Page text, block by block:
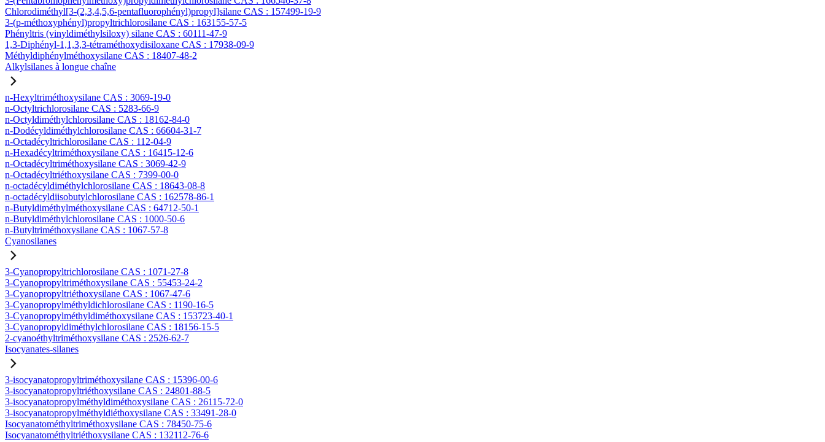
Chlorodiméthyl[3-(2,3,4,5,6-pentafluorophényl)propyl]silane CAS : 157499-19-9
3-(p-méthoxyphényl)propyltrichlorosilane CAS : 163155-57-5
Phényltris (vinyldiméthylsiloxy) silane CAS : 60111-47-9
1,3-Diphényl-1,1,3,3-tétraméthoxydisiloxane CAS : 17938-09-9
Méthyldiphénylméthoxysilane CAS : 18407-48-2
Alkylsilanes à longue chaîne
n-Hexyltriméthoxysilane CAS : 3069-19-0
n-Octyltrichlorosilane CAS : 5283-66-9
n-Octyldiméthylchlorosilane CAS : 18162-84-0
n-Dodécyldiméthylchlorosilane CAS : 66604-31-7
n-Octadécyltrichlorosilane CAS : 112-04-9
n-Hexadécyltriméthoxysilane CAS : 16415-12-6
n-Octadécyltriméthoxysilane CAS : 3069-42-9
n-Octadécyltriéthoxysilane CAS : 7399-00-0
n-octadécyldiméthylchlorosilane CAS : 18643-08-8
n-octadécyldiisobutylchlorosilane CAS : 162578-86-1
n-Butyldiméthylméthoxysilane CAS : 64712-50-1
n-Butyldiméthylchlorosilane CAS : 1000-50-6
n-Butyltriméthoxysilane CAS : 1067-57-8
Cyanosilanes
3-Cyanopropyltrichlorosilane CAS : 1071-27-8
3-Cyanopropyltriméthoxysilane CAS : 55453-24-2
3-Cyanopropyltriéthoxysilane CAS : 1067-47-6
3-Cyanopropylméthyldichlorosilane CAS : 1190-16-5
3-Cyanopropylméthyldiméthoxysilane CAS : 153723-40-1
3-Cyanopropyldiméthylchlorosilane CAS : 18156-15-5
2-cyanoéthyltriméthoxysilane CAS : 2526-62-7
Isocyanates-silanes
3-isocyanatopropyltriméthoxysilane CAS : 15396-00-6
3-isocyanatopropyltriéthoxysilane CAS : 24801-88-5
3-isocyanatopropylméthyldiméthoxysilane CAS : 26115-72-0
3-isocyanatopropylméthyldiéthoxysilane CAS : 33491-28-0
Isocyanatométhyltriméthoxysilane CAS : 78450-75-6
Isocyanatométhyltriéthoxysilane CAS : 132112-76-6